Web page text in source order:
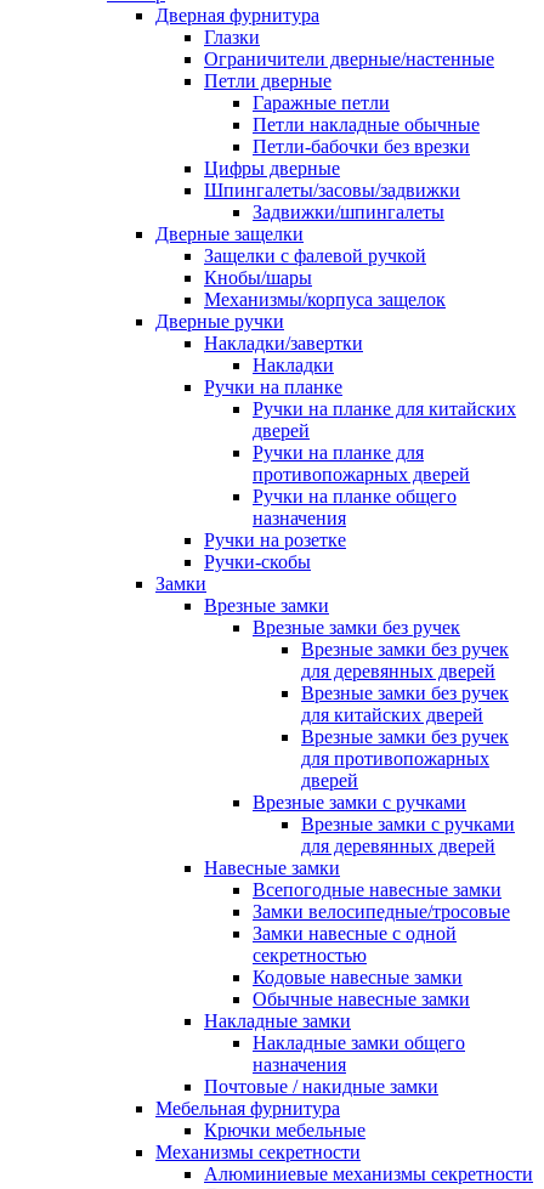
Дверная фурнитура
Глазки
Ограничители дверные/настенные
Петли дверные
Гаражные петли
Петли накладные обычные
Петли-бабочки без врезки
Цифры дверные
Шпингалеты/засовы/задвижки
Задвижки/шпингалеты
Дверные защелки
Защелки с фалевой ручкой
Кнобы/шары
Механизмы/корпуса защелок
Дверные ручки
Накладки/завертки
Накладки
Ручки на планке
Ручки на планке для китайских
дверей
Ручки на планке для
противопожарных дверей
Ручки на планке общего
назначения
Ручки на розетке
Ручки-скобы
Замки
Врезные замки
Врезные замки без ручек
Врезные замки без ручек
для деревянных дверей
Врезные замки без ручек
для китайских дверей
Врезные замки без ручек
для противопожарных
дверей
Врезные замки с ручками
Врезные замки с ручками
для деревянных дверей
Навесные замки
Всепогодные навесные замки
Замки велосипедные/тросовые
Замки навесные с одной
секретностью
Кодовые навесные замки
Обычные навесные замки
Накладные замки
Накладные замки общего
назначения
Почтовые / накидные замки
Мебельная фурнитура
Крючки мебельные
Механизмы секретности
Алюминиевые механизмы секретности